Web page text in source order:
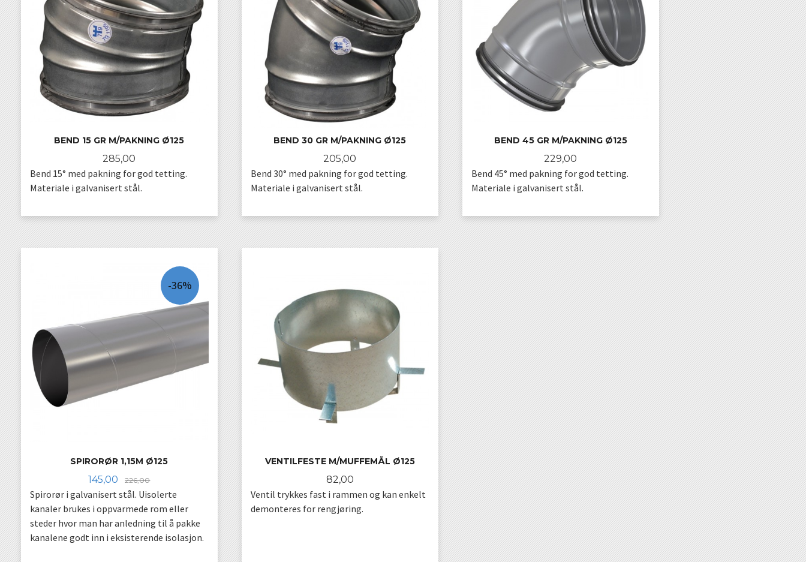
BEND 15 GR M/PAKNING Ø125
Pris
285,00
KJØP
Bend 15° med pakning for god tetting.
Materiale i galvanisert stål.
BEND 30 GR M/PAKNING Ø125
Pris
205,00
KJØP
Bend 30° med pakning for god tetting.
Materiale i galvanisert stål.
BEND 45 GR M/PAKNING Ø125
Pris
229,00
KJØP
Bend 45° med pakning for god tetting.
Materiale i galvanisert stål.
SPIRORØR 1,15M Ø125
Tilbud
145,00 226,00Rabatt
-36%
Spirorør i galvanisert stål. Uisolerte
kanaler brukes i oppvarmede rom eller
steder hvor man har anledning til å pakke
kanalene godt inn i eksisterende isolasjon.
VENTILFESTE M/MUFFEMÅL Ø125
Pris
82,00
Ventil trykkes fast i rammen og kan enkelt
demonteres for rengjøring.